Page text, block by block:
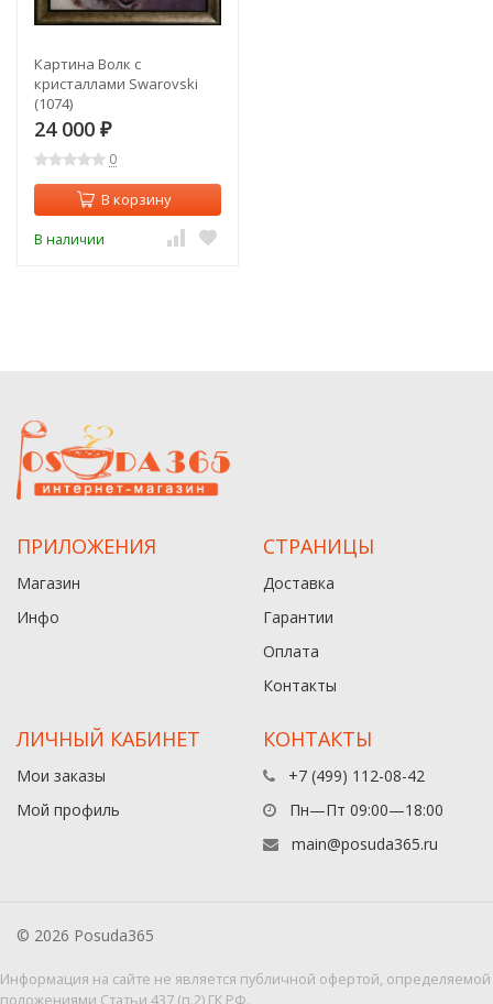
Картина Волк с
кристаллами Swarovski
(1074)
24 000 ₽
0
В корзину
В наличии
ПРИЛОЖЕНИЯ
Магазин
Инфо
СТРАНИЦЫ
Доставка
Гарантии
Оплата
Контакты
ЛИЧНЫЙ КАБИНЕТ
Мои заказы
Мой профиль
КОНТАКТЫ
+7 (499) 112-08-42
Пн—Пт 09:00—18:00
main@posuda365.ru
© 2026 Posuda365
Информация на сайте не является публичной офертой, определяемой
положениями Статьи 437 (п.2) ГК РФ.